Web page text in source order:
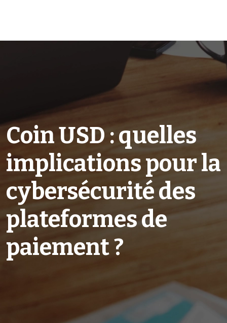
Coin USD : quelles
implications pour la
cybersécurité des
plateformes de
paiement ?